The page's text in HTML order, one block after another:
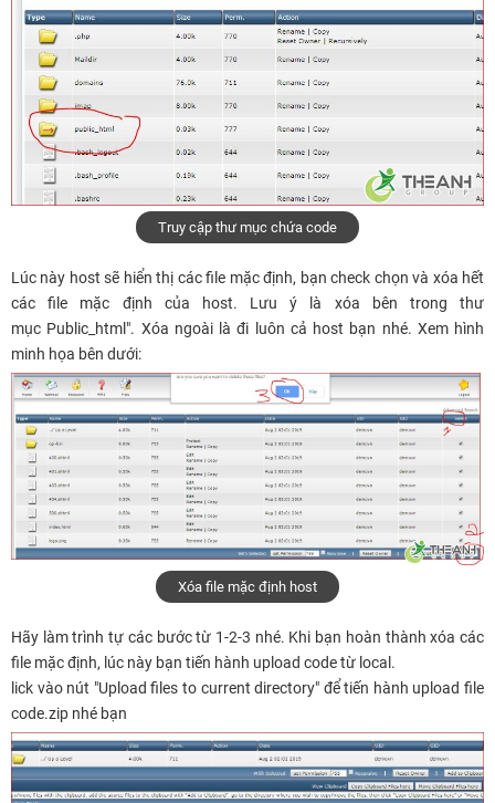
Truy cập thư mục chứa code
Lúc này host sẽ hiển thị các file mặc định, bạn check chọn và xóa hết
các file mặc định của host. Lưu ý là xóa bên trong thư
mục Public_html". Xóa ngoài là đi luôn cả host bạn nhé. Xem hình
minh họa bên dưới:
Xóa file mặc định host
Hãy làm trình tự các bước từ 1-2-3 nhé. Khi bạn hoàn thành xóa các
file mặc định, lúc này bạn tiến hành upload code từ local.
lick vào nút "Upload files to current directory" để tiến hành upload file
code.zip nhé bạn